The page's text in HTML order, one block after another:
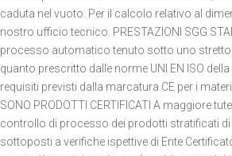
caduta nel vuoto. Per il calcolo relativo al
nostro ufficio tecnico. PRESTAZIONI SGG
processo automatico tenuto sotto uno
quanto prescritto dalle norme UNI EN ISO
requisiti previsti dalla marcatura CE per i
SONO PRODOTTI CERTIFICATI A maggiore
controllo di processo dei prodotti stratificati di
sottoposti a verifiche ispettive di Ente